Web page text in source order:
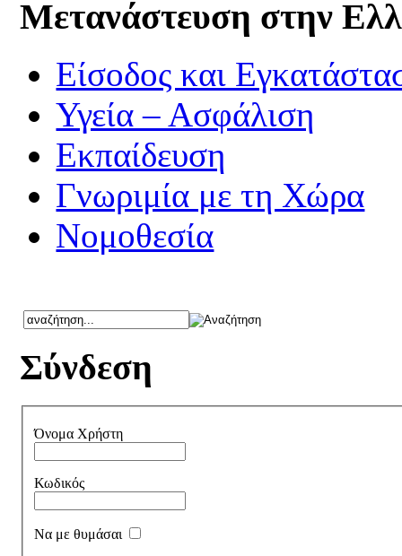
Μετανάστευση στην
Είσοδος και
Υγεία – Ασφάλιση
Εκπαίδευση
Γνωριμία με τη Χώρα
Νομοθεσία
Σύνδεση
Όνομα Χρήστη
Κωδικός
Να με θυμάσαι